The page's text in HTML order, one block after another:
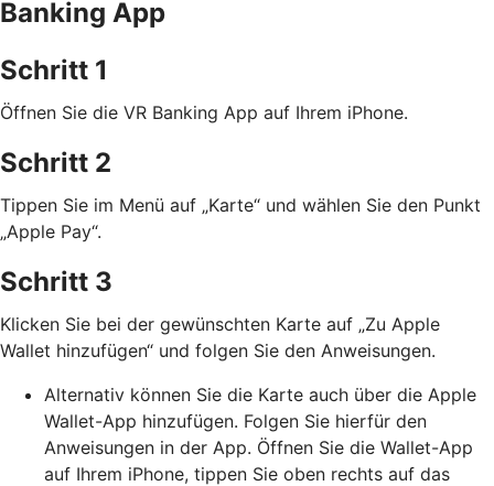
Banking App
Schritt 1
Öffnen Sie die VR Banking App auf Ihrem iPhone.
Schritt 2
Tippen Sie im Menü auf „Karte“ und wählen Sie den Punkt
„Apple Pay“.
Schritt 3
Klicken Sie bei der gewünschten Karte auf „Zu Apple
Wallet hinzufügen“ und folgen Sie den Anweisungen.
Alternativ können Sie die Karte auch über die Apple
Wallet-App hinzufügen. Folgen Sie hierfür den
Anweisungen in der App. Öffnen Sie die Wallet-App
auf Ihrem iPhone, tippen Sie oben rechts auf das